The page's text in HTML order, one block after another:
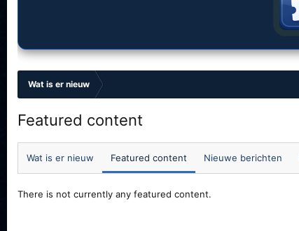
Wat is er nieuw
Featured content
Wat is er nieuw Featured content Nieuwe berichten
There is not currently any featured content.